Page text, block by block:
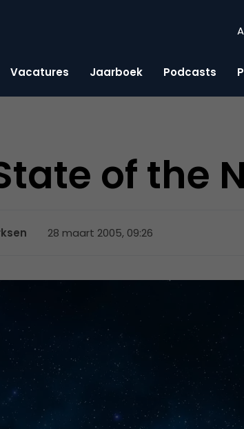
Vacatures Jaarboek Podcasts
of the
28 maart 2005, 09:26